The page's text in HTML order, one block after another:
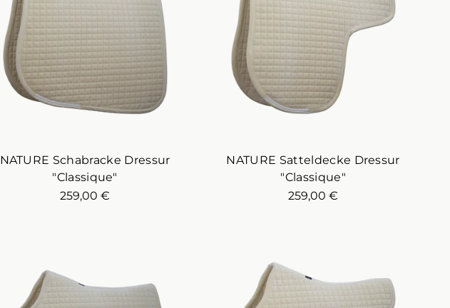
NATURE Schabracke Dressur
"Classique"
259,00 €
NATURE Satteldecke Dressur
"Classique"
259,00 €